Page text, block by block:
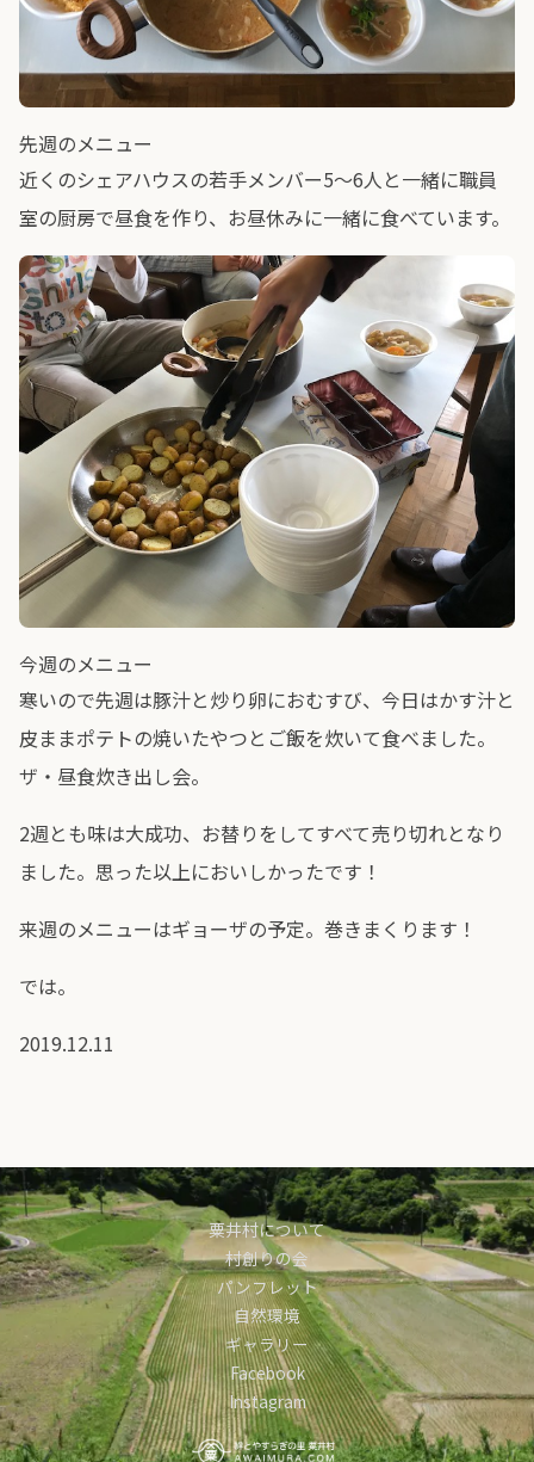
先週のメニュー
近くのシェアハウスの若手メンバー5～6人と一緒に職員
室の厨房で昼食を作り、お昼休みに一緒に食べています。
今週のメニュー
寒いので先週は豚汁と炒り卵におむすび、今日はかす汁と
皮ままポテトの焼いたやつとご飯を炊いて食べました。
ザ・昼食炊き出し会。
2週とも味は大成功、お替りをしてすべて売り切れとなり
ました。思った以上においしかったです！
来週のメニューはギョーザの予定。巻きまくります！
では。
2019.12.11
粟井村について
村創りの会
パンフレット
自然環境
ギャラリー
Facebook
Instagram